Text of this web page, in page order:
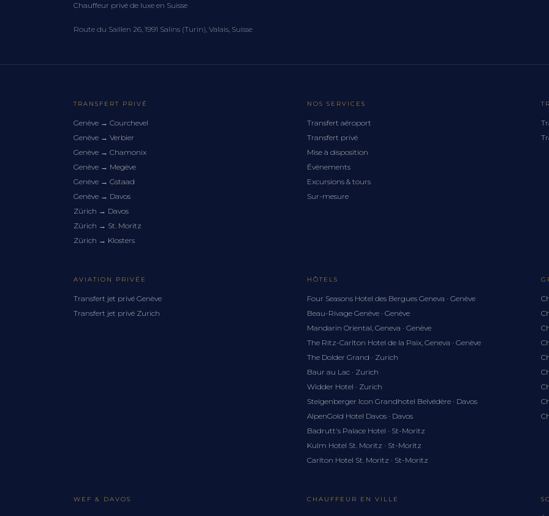
Chauffeur privé de luxe en Suisse
Route du Saillen 26, 1991 Salins (Turin), Valais, Suisse
TRANSFERT PRIVÉ
Genève → Courchevel
Genève → Verbier
Genève → Chamonix
Genève → Megève
Genève → Gstaad
Genève → Davos
Zürich → Davos
Zürich → St. Moritz
Zürich → Klosters
NOS SERVICES
Transfert aéroport
Transfert privé
Mise à disposition
Événements
Excursions & tours
Sur-mesure
AVIATION PRIVÉE
Transfert jet privé Genève
Transfert jet privé Zurich
HÔTELS
Four Seasons Hotel des Bergues Geneva · Genève
Beau-Rivage Genève · Genève
Mandarin Oriental, Geneva · Genève
The Ritz-Carlton Hotel de la Paix, Geneva · Genève
The Dolder Grand · Zurich
Baur au Lac · Zurich
Widder Hotel · Zurich
Steigenberger Icon Grandhotel Belvédère · Davos
AlpenGold Hotel Davos · Davos
Badrutt's Palace Hotel · St-Moritz
Kulm Hotel St. Moritz · St-Moritz
Carlton Hotel St. Moritz · St-Moritz
WEF & DAVOS CHAUFFEUR EN VILLE